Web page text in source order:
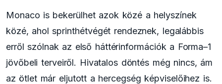
Monaco is bekerülhet azok közé a helyszínek
közé, ahol sprinthétvégét rendeznek, legalábbis
erről szólnak az első háttérinformációk a Forma–1
jövőbeli terveiről. Hivatalos döntés még nincs, ám
az ötlet már eljutott a hercegség képviselőihez is.